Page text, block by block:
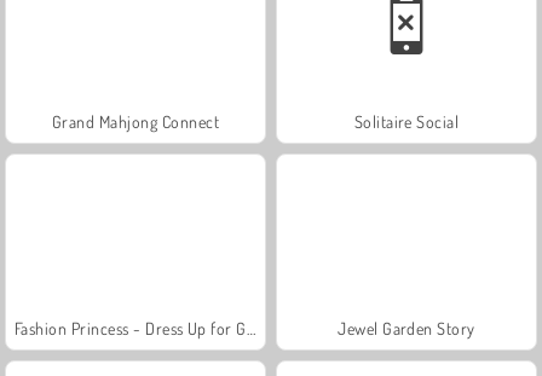
Grand Mahjong Connect Solitaire Social
Jewel Garden Story